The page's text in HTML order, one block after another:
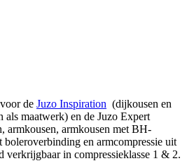
de Juzo Inspiration (dijkousen en
als maatwerk) en de Juzo Expert
armkousen, armkousen met BH-
boleroverbinding en armcompressie uit
verkrijgbaar in compressieklasse 1 & 2.